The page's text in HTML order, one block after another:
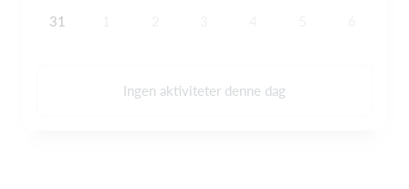
31
Ingen aktiviteter denne dag